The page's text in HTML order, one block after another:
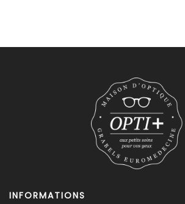
INFORMATIONS